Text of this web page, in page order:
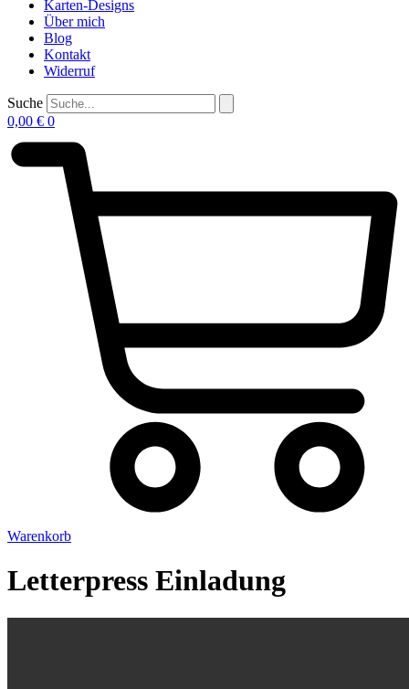
Karten-Designs
Über mich
Blog
Kontakt
Widerruf
Suche
0,00 € 0
Warenkorb
Letterpress Einladung